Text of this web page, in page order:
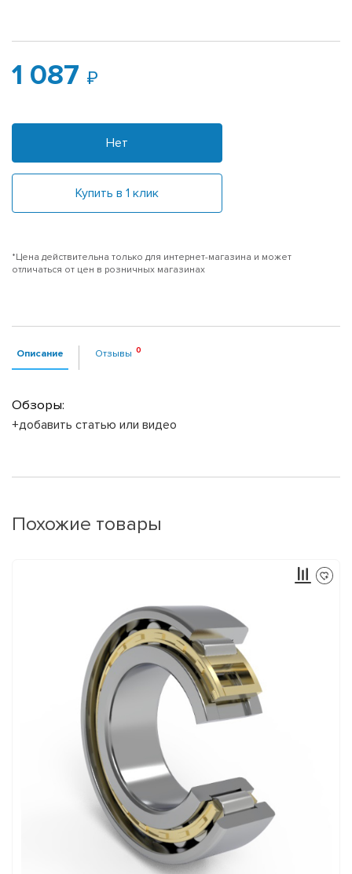
1 087
Нет
Купить в 1 клик
*Цена действительна только для интернет-магазина и может
отличаться от цен в розничных магазинах
Описание Отзывы
Обзоры:
+добавить статью или видео
Похожие товары